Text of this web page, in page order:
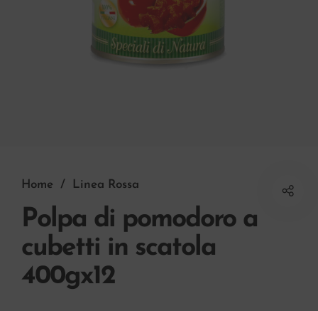
Home / Linea Rossa
Polpa di pomodoro a
cubetti in scatola
400gx12